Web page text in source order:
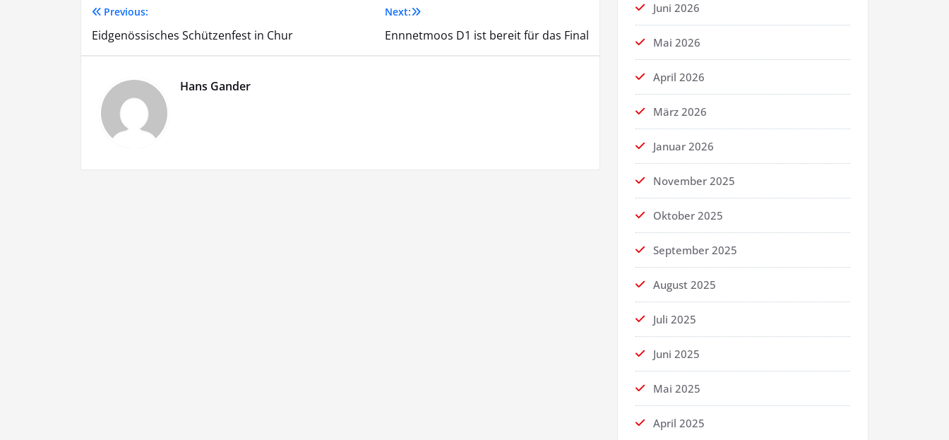
Beitragsnavigation
Previous:
Eidgenössisches Schützenfest in Chur
Next:
Ennnetmoos D1 ist bereit für das Final
Hans Gander
Juni 2026
Mai 2026
April 2026
März 2026
Januar 2026
November 2025
Oktober 2025
September 2025
August 2025
Juli 2025
Juni 2025
Mai 2025
April 2025